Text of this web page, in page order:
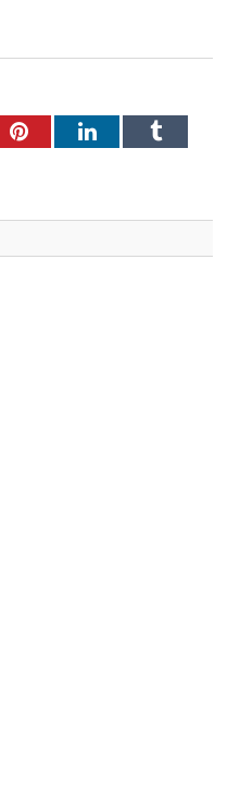
PinterestLinkedInTumblr